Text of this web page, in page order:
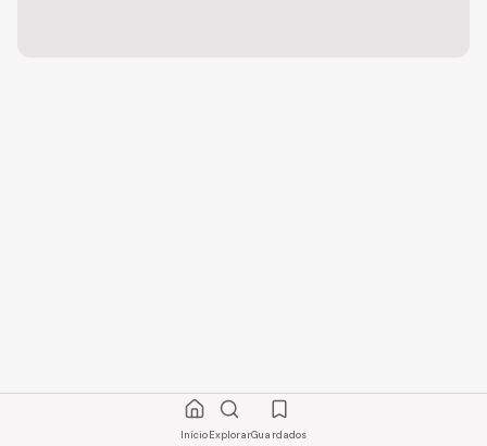
InícioExplorarGuardados